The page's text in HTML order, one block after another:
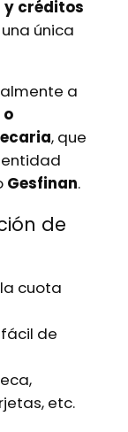
créditos
única
a
, que
Gesfinan.
de
cuota
de
etc.